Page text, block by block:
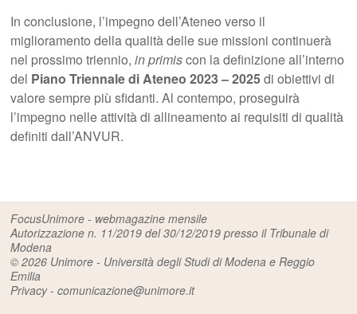
In conclusione, l’impegno dell’Ateneo verso il
miglioramento della qualità delle sue missioni continuerà
nel prossimo triennio,in primiscon la definizione all’interno
del Piano Triennale di Ateneo 2023 – 2025di obiettivi di
valore sempre più sfidanti. Al contempo, proseguirà
l’impegno nelle attività di allineamento ai requisiti di qualità
definiti dall’ANVUR.
FocusUnimore - webmagazine mensile
Autorizzazione n. 11/2019 del 30/12/2019 presso il Tribunale di
Modena
© 2026 Unimore - Università degli Studi di Modena e Reggio
Emilia
Privacy-comunicazione@unimore.it